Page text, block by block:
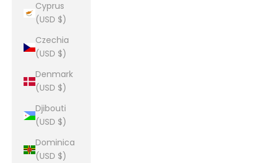
Cyprus
(USD $)
Czechia
(USD $)
Denmark
(USD $)
Djibouti
(USD $)
Dominica
(USD $)